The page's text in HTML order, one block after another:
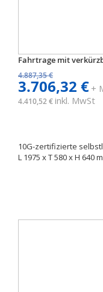
Fahrtrage mit
4.887,35 €
3.706,32 €+
4.410,52 € inkl. MwSt
10G-zertifizierte
L 1975 x T 580 x H 640